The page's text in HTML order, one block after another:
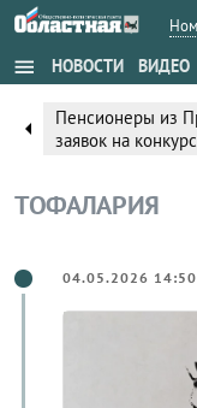
menu НОВОСТИ ВИДЕО
arrow_left
Пенсионеры из
заявок на
ТОФАЛАРИЯ
04.05.2026 14:50